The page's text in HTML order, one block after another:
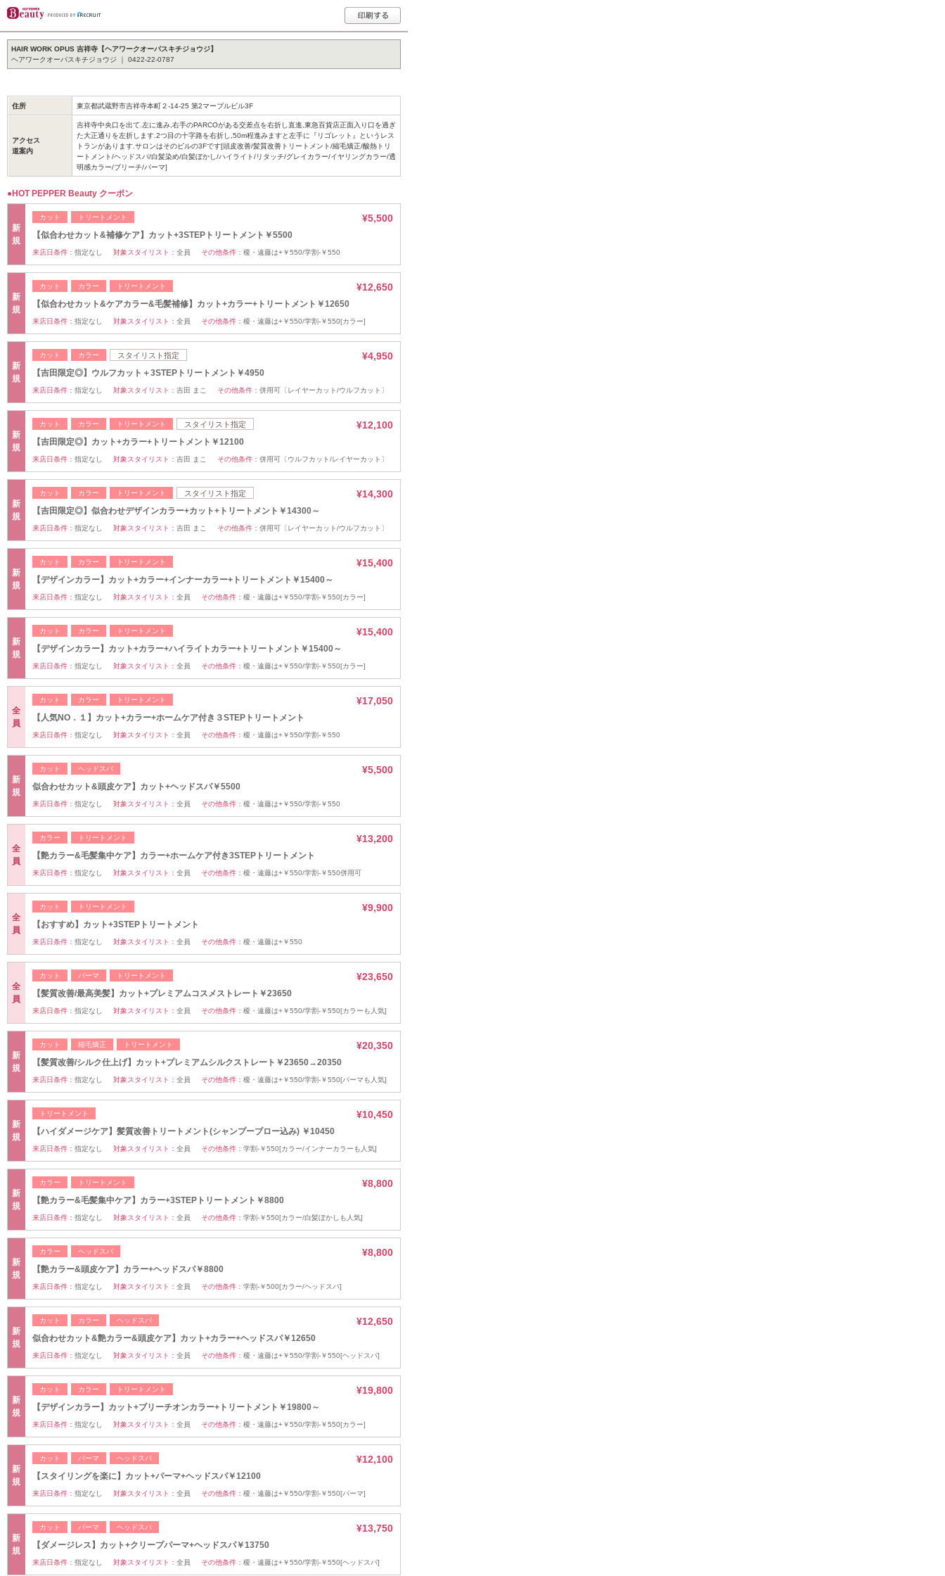
HAIR WORK OPUS 吉祥寺【ヘアワークオーパスキチジョウジ】
ヘアワークオーパスキチジョウジ ｜ 0422-22-0787
住所 東京都武蔵野市吉祥寺本町２-14-25 第2マーブルビル3F
アクセス
道案内
吉祥寺中央口を出て.左に進み,右手のPARCOがある交差点を右折し直進,東急百貨店正面入り口を過ぎ
た大正通りを左折します.2つ目の十字路を右折し,50m程進みますと左手に『リゴレット』というレス
トランがあります.サロンはそのビルの3Fです[頭皮改善/髪質改善トリートメント/縮毛矯正/酸熱トリ
ートメント/ヘッドスパ/白髪染め/白髪ぼかし/ハイライト/リタッチ/グレイカラー/イヤリングカラー/透
明感カラー/ブリーチ/パーマ]
●HOT PEPPER Beauty クーポン
新
規
カット トリートメント
【似合わせカット&補修ケア】カット+3STEPトリートメント￥5500
¥5,500
来店日条件： 指定なし 対象スタイリスト： 全員 その他条件： 榎・遠藤は+￥550/学割-￥550
新
規
カット カラー トリートメント
【似合わせカット&ケアカラー&毛髪補修】カット+カラー+トリートメント￥12650
¥12,650
来店日条件： 指定なし 対象スタイリスト： 全員 その他条件： 榎・遠藤は+￥550/学割-￥550[カラー]
新
規
カット カラー スタイリスト指定
【吉田限定◎】ウルフカット＋3STEPトリートメント￥4950
¥4,950
来店日条件： 指定なし 対象スタイリスト： 吉田 まこ その他条件： 併用可〔レイヤーカット/ウルフカット〕
新
規
カット カラー トリートメント スタイリスト指定
【吉田限定◎】カット+カラー+トリートメント￥12100
¥12,100
来店日条件： 指定なし 対象スタイリスト： 吉田 まこ その他条件： 併用可〔ウルフカット/レイヤーカット〕
新
規
カット カラー トリートメント スタイリスト指定
【吉田限定◎】似合わせデザインカラー+カット+トリートメント￥14300～
¥14,300
来店日条件： 指定なし 対象スタイリスト： 吉田 まこ その他条件： 併用可〔レイヤーカット/ウルフカット〕
新
規
カット カラー トリートメント
【デザインカラー】カット+カラー+インナーカラー+トリートメント￥15400～
¥15,400
来店日条件： 指定なし 対象スタイリスト： 全員 その他条件： 榎・遠藤は+￥550/学割-￥550[カラー]
新
規
カット カラー トリートメント
【デザインカラー】カット+カラー+ハイライトカラー+トリートメント￥15400～
¥15,400
来店日条件： 指定なし 対象スタイリスト： 全員 その他条件： 榎・遠藤は+￥550/学割-￥550[カラー]
全
員
カット カラー トリートメント
【人気NO．１】カット+カラー+ホームケア付き３STEPトリートメント
¥17,050
来店日条件： 指定なし 対象スタイリスト： 全員 その他条件： 榎・遠藤は+￥550/学割-￥550
新
規
カット ヘッドスパ
似合わせカット&頭皮ケア】カット+ヘッドスパ￥5500
¥5,500
来店日条件： 指定なし 対象スタイリスト： 全員 その他条件： 榎・遠藤は+￥550/学割-￥550
全
員
カラー トリートメント
【艶カラー&毛髪集中ケア】カラー+ホームケア付き3STEPトリートメント
¥13,200
来店日条件： 指定なし 対象スタイリスト： 全員 その他条件： 榎・遠藤は+￥550/学割-￥550併用可
全
員
カット トリートメント
【おすすめ】カット+3STEPトリートメント
¥9,900
来店日条件： 指定なし 対象スタイリスト： 全員 その他条件： 榎・遠藤は+￥550
全
員
カット パーマ トリートメント
【髪質改善/最高美髪】カット+プレミアムコスメストレート￥23650
¥23,650
来店日条件： 指定なし 対象スタイリスト： 全員 その他条件： 榎・遠藤は+￥550/学割-￥550[カラーも人気]
新
規
カット 縮毛矯正 トリートメント
【髪質改善/シルク仕上げ】カット+プレミアムシルクストレート￥23650→20350
¥20,350
来店日条件： 指定なし 対象スタイリスト： 全員 その他条件： 榎・遠藤は+￥550/学割-￥550[パーマも人気]
新
規
トリートメント
【ハイダメージケア】髪質改善トリートメント(シャンプーブロー込み) ￥10450
¥10,450
来店日条件： 指定なし 対象スタイリスト： 全員 その他条件： 学割-￥550[カラー/インナーカラーも人気]
新
規
カラー トリートメント
【艶カラー&毛髪集中ケア】カラー+3STEPトリートメント￥8800
¥8,800
来店日条件： 指定なし 対象スタイリスト： 全員 その他条件： 学割-￥550[カラー/白髪ぼかしも人気]
新
規
カラー ヘッドスパ
【艶カラー&頭皮ケア】カラー+ヘッドスパ￥8800
¥8,800
来店日条件： 指定なし 対象スタイリスト： 全員 その他条件： 学割-￥500[カラー/ヘッドスパ]
新
規
カット カラー ヘッドスパ
似合わせカット&艶カラー&頭皮ケア】カット+カラー+ヘッドスパ￥12650
¥12,650
来店日条件： 指定なし 対象スタイリスト： 全員 その他条件： 榎・遠藤は+￥550/学割-￥550[ヘッドスパ]
新
規
カット カラー トリートメント
【デザインカラー】カット+ブリーチオンカラー+トリートメント￥19800～
¥19,800
来店日条件： 指定なし 対象スタイリスト： 全員 その他条件： 榎・遠藤は+￥550/学割-￥550[カラー]
新
規
カット パーマ ヘッドスパ
【スタイリングを楽に】カット+パーマ+ヘッドスパ￥12100
¥12,100
来店日条件： 指定なし 対象スタイリスト： 全員 その他条件： 榎・遠藤は+￥550/学割-￥550[パーマ]
新
規
カット パーマ ヘッドスパ
【ダメージレス】カット+クリープパーマ+ヘッドスパ￥13750
¥13,750
来店日条件： 指定なし 対象スタイリスト： 全員 その他条件： 榎・遠藤は+￥550/学割-￥550[ヘッドスパ]